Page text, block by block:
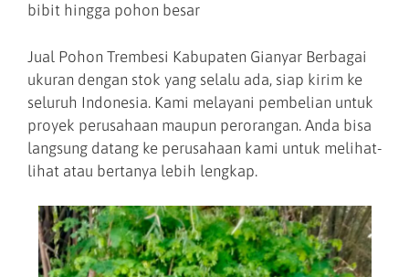
bibit hingga pohon besar
Jual Pohon Trembesi Kabupaten Gianyar Berbagai
ukuran dengan stok yang selalu ada, siap kirim ke
seluruh Indonesia. Kami melayani pembelian untuk
proyek perusahaan maupun perorangan. Anda bisa
langsung datang ke perusahaan kami untuk melihat-
lihat atau bertanya lebih lengkap.